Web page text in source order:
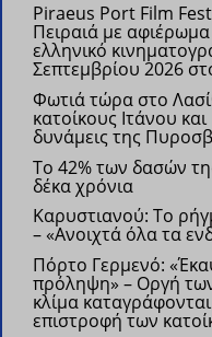
Piraeus Port Film
Πειραιά με
ελληνικό
Σεπτεμβρίου 2026
Φωτιά τώρα στο
κατοίκους Ιτάνου
δυνάμεις της
Το 42% των δασών
δέκα χρόνια
Καρυστιανού: Το
– «Ανοιχτά όλα τα
Πόρτο Γερμενό:
πρόληψη» – Οργή
κλίμα
επιστροφή των